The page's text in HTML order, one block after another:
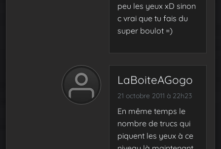
peu les yeux xD sinon
c vrai que tu fais du
super boulot =)
LaBoiteAGogo
21 octobre 2011 à 22h23
En même temps le
nombre de trucs qui
piquent les yeux à ce